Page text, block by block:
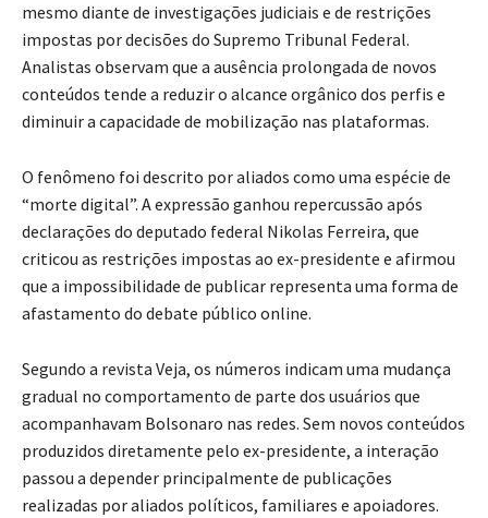
mesmo diante de investigações judiciais e de restrições
impostas por decisões do Supremo Tribunal Federal.
Analistas observam que a ausência prolongada de novos
conteúdos tende a reduzir o alcance orgânico dos perfis e
diminuir a capacidade de mobilização nas plataformas.
O fenômeno foi descrito por aliados como uma espécie de
“morte digital”. A expressão ganhou repercussão após
declarações do deputado federal Nikolas Ferreira, que
criticou as restrições impostas ao ex-presidente e afirmou
que a impossibilidade de publicar representa uma forma de
afastamento do debate público online.
Segundo a revista Veja, os números indicam uma mudança
gradual no comportamento de parte dos usuários que
acompanhavam Bolsonaro nas redes. Sem novos conteúdos
produzidos diretamente pelo ex-presidente, a interação
passou a depender principalmente de publicações
realizadas por aliados políticos, familiares e apoiadores.